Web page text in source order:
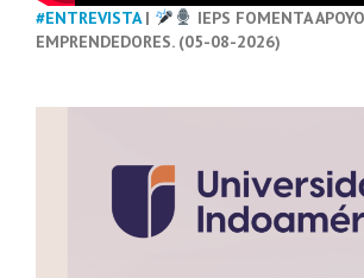
#ENTREVISTA|
IEPS FOMENTA
EMPRENDEDORES. (05-08-2026)